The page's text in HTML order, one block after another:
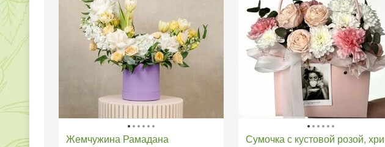
Жемчужина Рамадана
Сумочка с кустовой розой, хризантемой и диантусами